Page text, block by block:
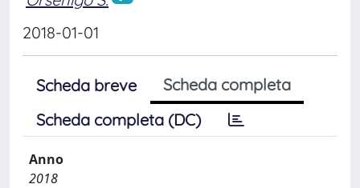
2018-01-01
Scheda breve
Scheda completa
Scheda completa (DC)
Anno
2018